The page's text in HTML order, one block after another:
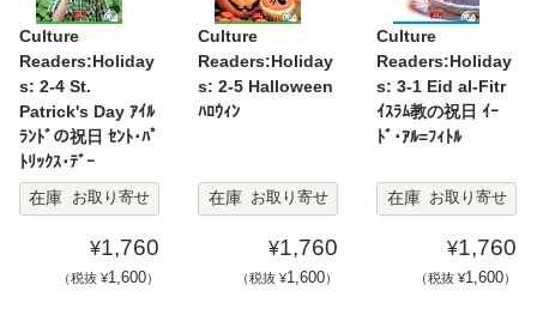
Culture
Readers:Holiday
s: 2-4 St.
Patrick's Day ｱｲﾙ
ﾗﾝﾄﾞの祝日 ｾﾝﾄ･ﾊﾟ
ﾄﾘｯｸｽ･ﾃﾞｰ
在庫
お取り寄せ
¥1,760
（税抜 ¥1,600）
Culture
Readers:Holiday
s: 2-5 Halloween
ﾊﾛｳｨﾝ
在庫 お取り寄せ
¥1,760
（税抜 ¥1,600）
Culture
Readers:Holiday
s: 3-1 Eid al-Fitr
ｲｽﾗﾑ教の祝日 ｲｰ
ﾄﾞ･ｱﾙ=ﾌｨﾄﾙ
在庫 お取り寄せ
¥1,760
（税抜 ¥1,600）